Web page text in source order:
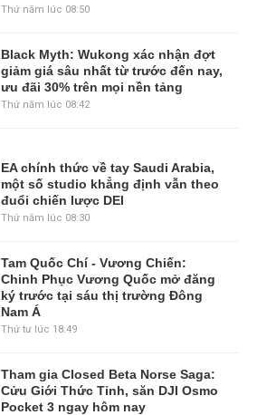
Thứ năm lúc 08:50
Black Myth: Wukong xác nhận đợt
giảm giá sâu nhất từ trước đến nay,
ưu đãi 30% trên mọi nền tảng
Thứ năm lúc 08:42
EA chính thức về tay Saudi Arabia,
một số studio khẳng định vẫn theo
đuổi chiến lược DEI
Thứ năm lúc 08:30
Tam Quốc Chí - Vương Chiến:
Chinh Phục Vương Quốc mở đăng
ký trước tại sáu thị trường Đông
Nam Á
Thứ tư lúc 18:49
Tham gia Closed Beta Norse Saga:
Cửu Giới Thức Tỉnh, săn DJI Osmo
Pocket 3 ngay hôm nay